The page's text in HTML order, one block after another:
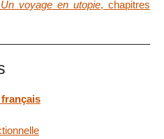
voyage en utopie, chapitres